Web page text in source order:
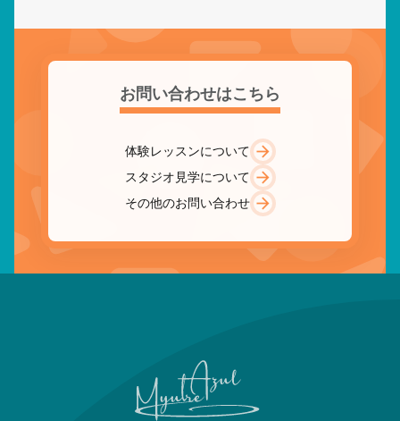
お問い合わせはこちら
体験レッスンについて
スタジオ見学について
その他のお問い合わせ